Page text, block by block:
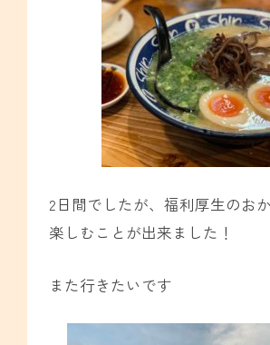
2日間でしたが、福利厚生のお
楽しむことが出来ました！
また行きたいです